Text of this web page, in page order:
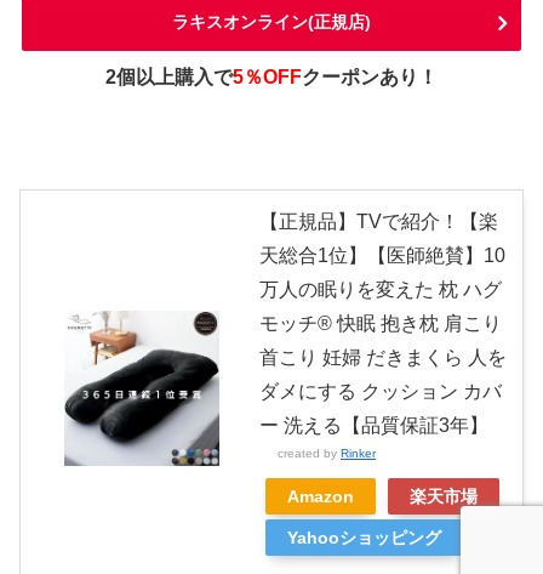
ラキスオンライン(正規店)
2個以上購入で5％OFFクーポンあり！
【正規品】TVで紹介！【楽
天総合1位】【医師絶賛】10
万人の眠りを変えた 枕 ハグ
モッチ® 快眠 抱き枕 肩こり
首こり 妊婦 だきまくら 人を
ダメにする クッション カバ
ー 洗える【品質保証3年】
created by Rinker
Amazon 楽天市場
Yahooショッピング